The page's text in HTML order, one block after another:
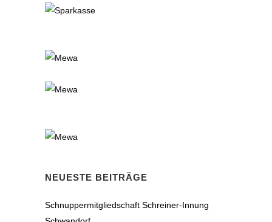
NEUESTE BEITRÄGE
Schnuppermitgliedschaft Schreiner-Innung